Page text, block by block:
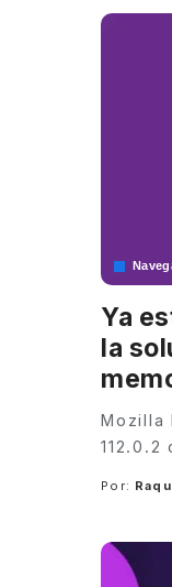
Ya
la
Mozilla
Posted
Por: